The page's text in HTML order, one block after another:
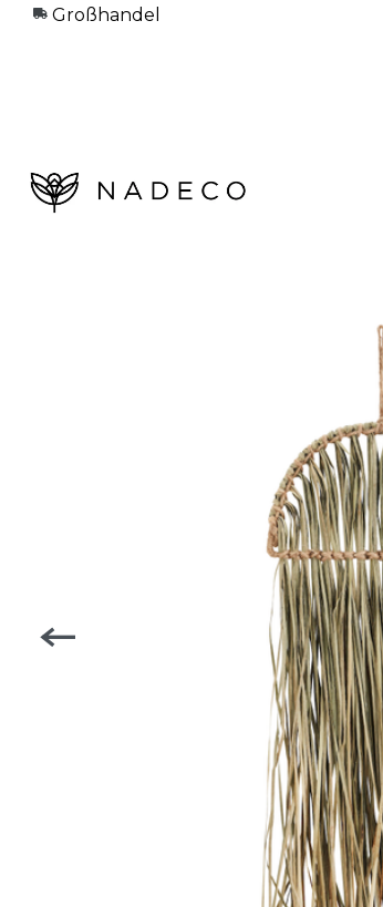
Großhandel